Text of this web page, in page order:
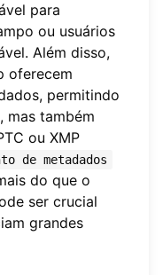
para
ou usuários
Além disso,
oferecem
permitindo
mas também
ou XMP
de metadados
do que o
ser crucial
grandes